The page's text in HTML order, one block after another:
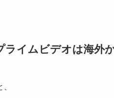
ライムビデオは海外